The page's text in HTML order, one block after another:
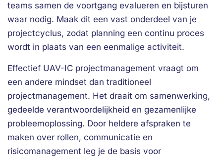
teams samen de voortgang evalueren en bijsturen
waar nodig. Maak dit een vast onderdeel van je
projectcyclus, zodat planning een continu proces
wordt in plaats van een eenmalige activiteit.
Effectief UAV-IC projectmanagement vraagt om
een andere mindset dan traditioneel
projectmanagement. Het draait om samenwerking,
gedeelde verantwoordelijkheid en gezamenlijke
probleemoplossing. Door heldere afspraken te
maken over rollen, communicatie en
risicomanagement leg je de basis voor